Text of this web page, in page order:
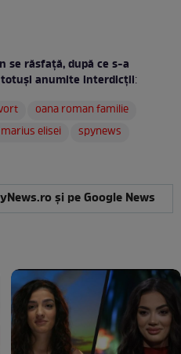
se răsfaţă, după ce s-a
totuşi anumite interdicţii:
oana roman familie
elisei
spynews
și pe Google News